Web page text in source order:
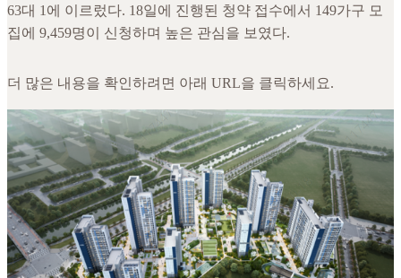
63대 1에 이르렀다. 18일에 진행된 청약 접수에서 149가구 모
집에 9,459명이 신청하며 높은 관심을 보였다.
더 많은 내용을 확인하려면 아래 URL을 클릭하세요.